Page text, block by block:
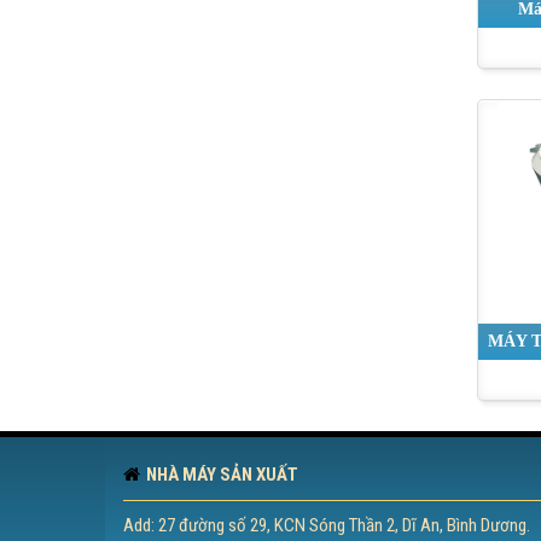
MÁY
NHÀ MÁY SẢN XUẤT
Add: 27 đường số 29, KCN Sóng Thần 2, Dĩ An, Bình Dương.